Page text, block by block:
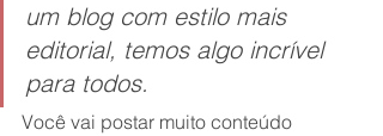
um blog com estilo mais
editorial, temos algo incrível
para todos.
Você vai postar muito conteúdo